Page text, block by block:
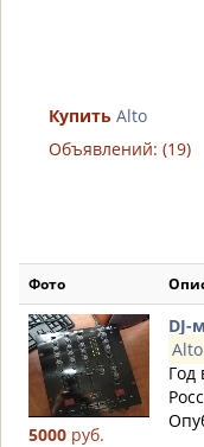
Купить Alto
Объявлений: (19)
Фото
5000 руб.
Год